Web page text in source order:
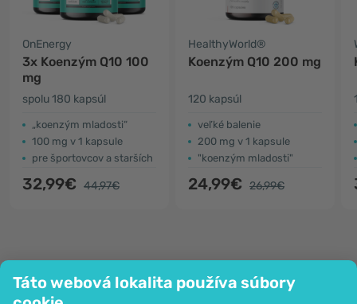
Táto webová lokalita používa súbory
OnEnergy
3x Koenzým Q10 100
mg
spolu 180 kapsúl
„koenzým mladosti“
100 mg v 1 kapsule
pre športovcov a starších
32,99€ 44,97€
HealthyWorld®
Koenzým Q10 200 mg
120 kapsúl
veľké balenie
200 mg v 1 kapsule
"koenzým mladosti"
24,99€ 26,99€
Spoločnosť